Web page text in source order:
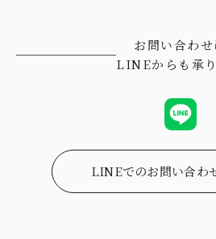
お問い合わせ
LINEからも承
LINEでのお問い合わ